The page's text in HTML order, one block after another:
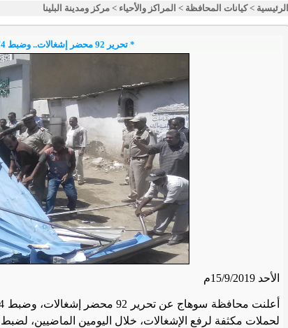
الرئيسية >كيانات المحافظة > المراكز والأحياء > مركز ومدينة البلينا
* تحرير 92 محضر إشغالات.. وضبط 374 مضبوطات متنوعة بسوهاج
الأحد 15/9/2019م
لحملات مكثفة لرفع الإشغالات، خلال اليومين الماضيين،